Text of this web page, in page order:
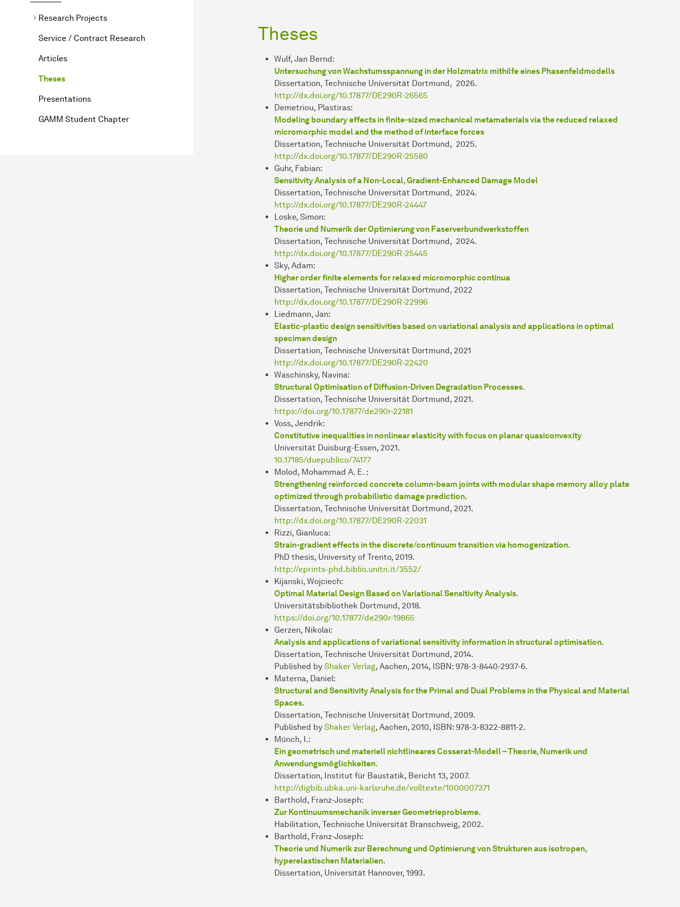
Research Projects
Service / Contract Research
Articles
Theses
Presentations
GAMM Student Chapter
Theses
Wulf, Jan Bernd:
Untersuchung von Wachstumsspannung in der Holzmatrix mithilfe eines Phasenfeldmodells
Dissertation, Technische Universität Dortmund, 2026.
http://dx.doi.org/10.17877/DE290R-26565
Demetriou, Plastiras:
Modeling boundary effects in finite-sized mechanical metamaterials via the reduced relaxed
micromorphic model and the method of interface forces
Dissertation, Technische Universität Dortmund, 2025.
http://dx.doi.org/10.17877/DE290R-25580
Guhr, Fabian:
Sensitivity Analysis of a Non-Local, Gradient-Enhanced Damage Model
Dissertation, Technische Universität Dortmund, 2024.
http://dx.doi.org/10.17877/DE290R-24447
Loske, Simon:
Theorie und Numerik der Optimierung von Faserverbundwerkstoffen
Dissertation, Technische Universität Dortmund, 2024.
http://dx.doi.org/10.17877/DE290R-25445
Sky, Adam:
Higher order finite elements for relaxed micromorphic continua
Dissertation, Technische Universität Dortmund, 2022
http://dx.doi.org/10.17877/DE290R-22996
Liedmann, Jan:
Elastic-plastic design sensitivities based on variational analysis and applications in optimal
specimen design
Dissertation, Technische Universität Dortmund, 2021
http://dx.doi.org/10.17877/DE290R-22420
Waschinsky, Navina:
Structural Optimisation of Diffusion-Driven Degradation Processes.
Dissertation, Technische Universität Dortmund, 2021.
https://doi.org/10.17877/de290r-22181
Voss, Jendrik:
Constitutive inequalities in nonlinear elasticity with focus on planar quasiconvexity
Universität Duisburg-Essen, 2021.
10.17185/duepublico/74177
Molod, Mohammad A. E. :
Strengthening reinforced concrete column-beam joints with modular shape memory alloy plate
optimized through probabilistic damage prediction.
Dissertation, Technische Universität Dortmund, 2021.
http://dx.doi.org/10.17877/DE290R-22031
Rizzi, Gianluca:
Strain-gradient effects in the discrete/continuum transition via homogenization.
PhD thesis, University of Trento, 2019.
http://eprints-phd.biblio.unitn.it/3552/
Kijanski, Wojciech:
Optimal Material Design Based on Variational Sensitivity Analysis.
Universitätsbibliothek Dortmund, 2018.
https://doi.org/10.17877/de290r-19865
Gerzen, Nikolai:
Analysis and applications of variational sensitivity information in structural optimisation.
Dissertation, Technische Universität Dortmund, 2014.
Published by Shaker Verlag, Aachen, 2014, ISBN: 978-3-8440-2937-6.
Materna, Daniel:
Structural and Sensitivity Analysis for the Primal and Dual Problems in the Physical and Material
Spaces.
Dissertation, Technische Universität Dortmund, 2009.
Published by Shaker Verlag, Aachen, 2010, ISBN: 978-3-8322-8811-2.
Münch, I.:
Ein geometrisch und materiell nichtlineares Cosserat-Modell – Theorie, Numerik und
Anwendungsmöglichkeiten.
Dissertation, Institut für Baustatik, Bericht 13, 2007.
http://digbib.ubka.uni-karlsruhe.de/volltexte/1000007371
Barthold, Franz-Joseph:
Zur Kontinuumsmechanik inverser Geometrieprobleme.
Habilitation, Technische Universität Branschweig, 2002.
Barthold, Franz-Joseph:
Theorie und Numerik zur Berechnung und Optimierung von Strukturen aus isotropen,
hyperelastischen Materialien.
Dissertation, Universität Hannover, 1993.